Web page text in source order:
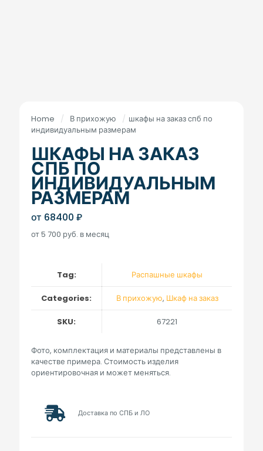
Home / В прихожую / шкафы на заказ спб по
индивидуальным размерам
ШКАФЫ НА ЗАКАЗ
СПБ ПО
ИНДИВИДУАЛЬНЫМ
РАЗМЕРАМ
от 68400 ₽
от 5 700 руб. в месяц
Tag: Распашные шкафы
Categories: В прихожую, Шкаф на заказ
SKU: 67221
Фото, комплектация и материалы представлены в
качестве примера. Стоимость изделия
ориентировочная и может меняться.
Доставка по СПБ и ЛО